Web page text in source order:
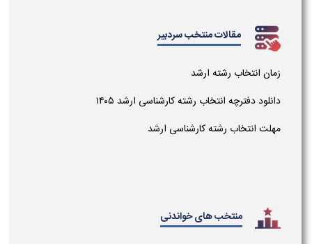
مقالات منتخب سردبیر
زمان انتخاب رشته ارشد
دانلود دفترچه انتخاب رشته کارشناسی ارشد ۱۴۰۵
مهلت انتخاب رشته کارشناسی ارشد
منتخب های خواندنی